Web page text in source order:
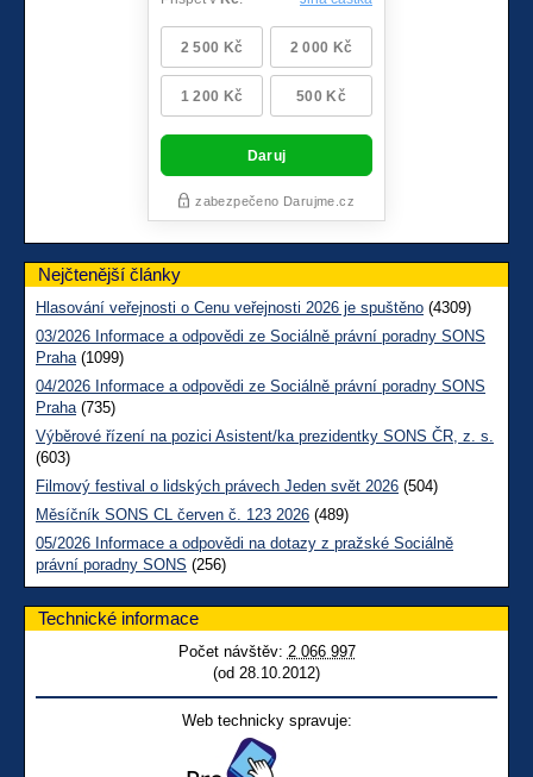
Nejčtenější články
Hlasování veřejnosti o Cenu veřejnosti 2026 je spuštěno (4309)
03/2026 Informace a odpovědi ze Sociálně právní poradny SONS
Praha(1099)
04/2026 Informace a odpovědi ze Sociálně právní poradny SONS
Praha(735)
Výběrové řízení na pozici Asistent/ka prezidentky SONS ČR, z. s.
(603)
Filmový festival o lidských právech Jeden svět 2026 (504)
Měsíčník SONS CL červen č. 123 2026 (489)
05/2026 Informace a odpovědi na dotazy z pražské Sociálně
právní poradny SONS (256)
Technické informace
Počet návštěv: 2 066 997
(od 28.10.2012)
Web technicky spravuje: